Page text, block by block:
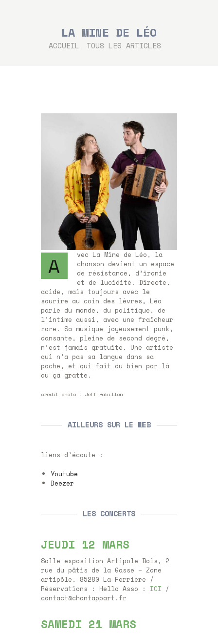
LA MINE DE LÉO
ACCUEIL TOUS LES ARTICLES
TOUTE L’ACTU
MODE D’EMPLOI
A
vec La Mine de Léo, la
chanson devient un espace
de résistance, d’ironie
et de lucidité. Directe,
acide, mais toujours avec le
sourire au coin des lèvres, Léo
parle du monde, du politique, de
l’intime aussi, avec une fraîcheur
rare. Sa musique joyeusement punk,
dansante, pleine de second degré,
n’est jamais gratuite. Une artiste
qui n’a pas sa langue dans sa
poche, et qui fait du bien par là
où ça gratte.
crédit photo : Jeff Rabillon
AILLEURS SUR LE WEB
liens d’écoute :
Youtube
Deezer
LES CONCERTS
JEUDI 12 MARS
Salle exposition Artipole Bois, 2
rue du pâtis de la Gasse – Zone
artipôle, 85280 La Ferrière /
Réservations : Hello Asso : ICI /
contact@chantappart.fr
SAMEDI 21 MARS